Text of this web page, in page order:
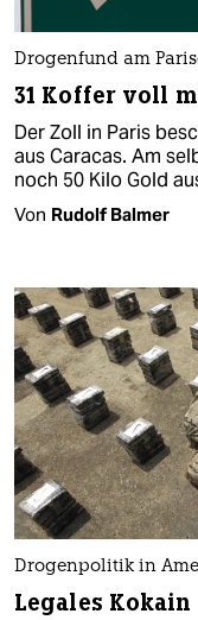
Drogenfund am
31 Koffer voll
Der Zoll in Paris
aus Caracas. Am
noch 50 Kilo Gold
Von Rudolf Balmer
Drogenpolitik in
Legales